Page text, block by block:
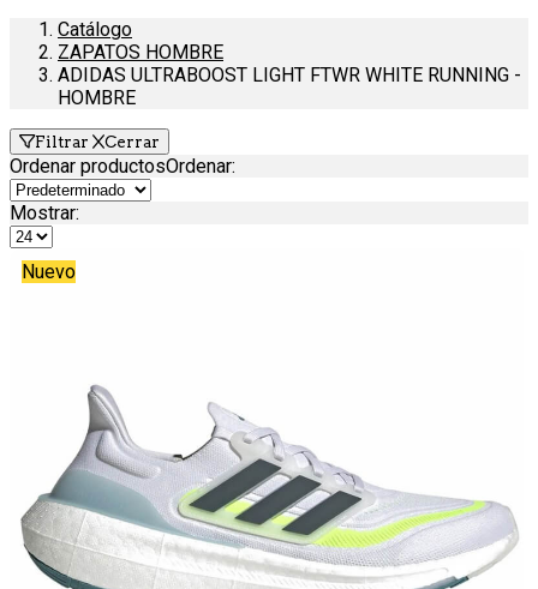
Catálogo
ZAPATOS HOMBRE
ADIDAS ULTRABOOST LIGHT FTWR WHITE RUNNING -
HOMBRE
Filtrar Cerrar
Ordenar productosOrdenar:
Mostrar:
Nuevo